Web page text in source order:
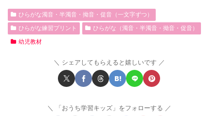
ひらがな濁音・半濁音・拗音・促音（一文字ずつ）
ひらがな練習プリント
ひらがな（濁音・半濁音・拗音・促音）
幼児教材
シェアしてもらえると嬉しいです
「おうち学習キッズ」をフォローする